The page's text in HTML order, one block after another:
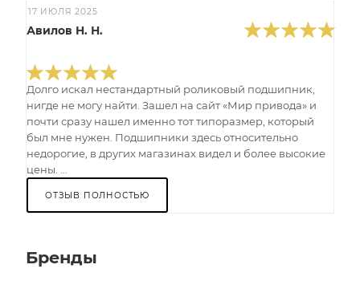
17 ИЮЛЯ 2025
Авилов Н. Н.
Долго искал нестандартный роликовый подшипник,
нигде не могу найти. Зашел на сайт «Мир привода» и
почти сразу нашел именно тот типоразмер, который
был мне нужен. Подшипники здесь относительно
недорогие, в других магазинах видел и более высокие
цены. ...
ОТЗЫВ ПОЛНОСТЬЮ
Бренды